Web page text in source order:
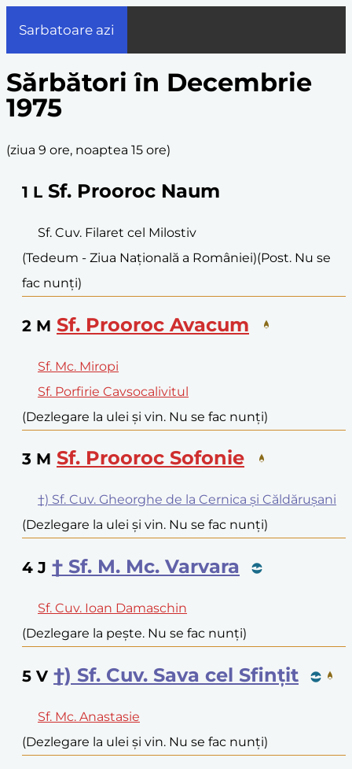
Sarbatoare azi
Sărbători în Decembrie
1975
(ziua 9 ore, noaptea 15 ore)
1 L Sf. Prooroc Naum
Sf. Cuv. Filaret cel Milostiv
(Tedeum - Ziua Națională a României)(Post. Nu se
fac nunți)
2 M Sf. Prooroc Avacum
Sf. Mc. Miropi
Sf. Porfirie Cavsocalivitul
(Dezlegare la ulei și vin. Nu se fac nunți)
3 M Sf. Prooroc Sofonie
†) Sf. Cuv. Gheorghe de la Cernica și Căldărușani
(Dezlegare la ulei și vin. Nu se fac nunți)
4 J † Sf. M. Mc. Varvara
Sf. Cuv. Ioan Damaschin
(Dezlegare la pește. Nu se fac nunți)
5 V †) Sf. Cuv. Sava cel Sfințit
Sf. Mc. Anastasie
(Dezlegare la ulei și vin. Nu se fac nunți)